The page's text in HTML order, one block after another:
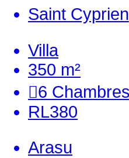
Saint Cyprien
Villa
350 m²
6 Chambres
RL380
Arasu